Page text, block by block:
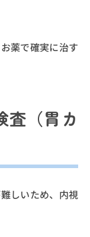
薬で確実に治す
査（胃カ
しいため、内視